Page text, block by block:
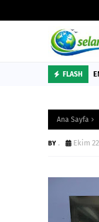
FLASH
Ana Sayfa
. Ekim